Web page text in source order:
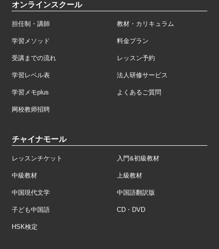
オンラインスクール
担任制・講師 教材・カリキュラム
学習メソッド 料金プラン
受講までの流れ レッスン予約
学習レベル表 法人研修サービス
学習メモplus よくあるご質問
网校教师招聘
チャイナモール
レッスンチケット 入門&初級教材
中級教材 上級教材
中国現代文学 中国語翻訳版
子ども中国語 CD・DVD
HSK検定